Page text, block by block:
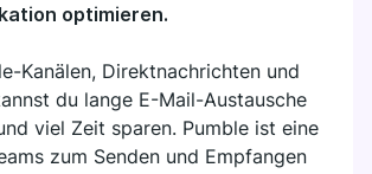
Apps, die perfekt zu den Anforderungen
optimieren.
Kanälen, Direktnachrichten und
du lange E-Mail-Austausche
viel Zeit sparen. Pumble ist eine
zum Senden und Empfangen